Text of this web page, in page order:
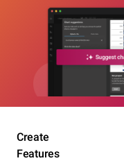
Create
Features